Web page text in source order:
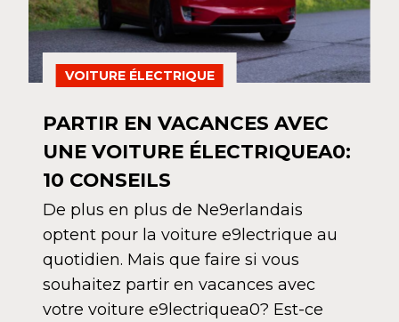
VOITURE ÉLECTRIQUE
PARTIR EN VACANCES AVEC
UNE VOITURE ÉLECTRIQUEA0:
10 CONSEILS
De plus en plus de Ne9erlandais
optent pour la voiture e9lectrique au
quotidien. Mais que faire si vous
souhaitez partir en vacances avec
votre voiture e9lectriquea0? Est-ce